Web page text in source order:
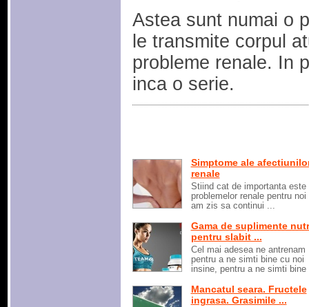
Astea sunt numai o
le transmite corpul
probleme renale. In
inca o serie.
Simptome ale
renale
Stiind cat de importanta este
problemelor renale pentru noi
am zis sa continui ...
Gama de suplimente
pentru slabit ...
Cel mai adesea ne antrenam
pentru a ne simti bine cu noi
insine, pentru a ne simti bine
Mancatul seara. Fructele
ingrasa. Grasimile ...